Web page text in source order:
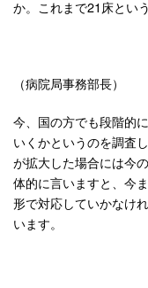
か。これまで21床とい
（病院局事務部長）
今、国の方でも段階的
いくかというのを調査
が拡大した場合には今
体的に言いますと、今
形で対応していかなけ
います。